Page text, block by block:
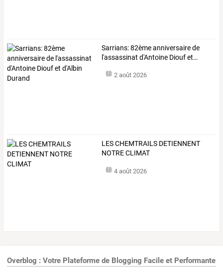
Sarrians:82èmeanniversairede
l'assassinat d'Antoine Dioufet…
2 août 2026
LES CHEMTRAILS DETIENNENT
NOTRE CLIMAT
4 août 2026
Overblog : Votre Plateforme de Blogging Facile et Performante